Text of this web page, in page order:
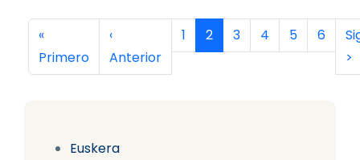
Euskera
Paginación
Primera página
«
Primero
Página anterior
‹
Anterior
Página
1 Página actual
2 Página
3 Página
4 Página
5 Página
6
>